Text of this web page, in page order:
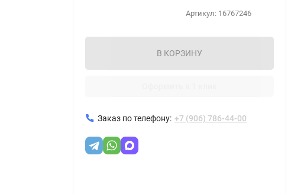
Артикул: 16767246
В КОРЗИНУ
Заказ по телефону: +7 (906) 786-44-00